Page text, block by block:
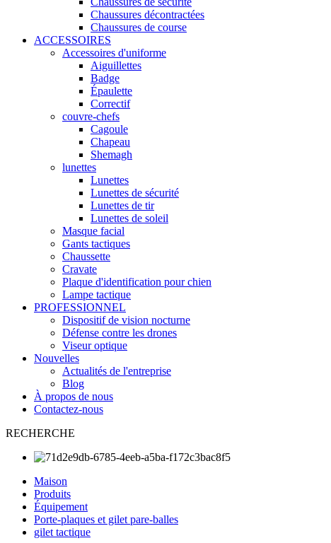
Chaussures décontractées
Chaussures de course
ACCESSOIRES
Accessoires d'uniforme
Aiguillettes
Badge
Épaulette
Correctif
couvre-chefs
Cagoule
Chapeau
Shemagh
lunettes
Lunettes
Lunettes de sécurité
Lunettes de tir
Lunettes de soleil
Masque facial
Gants tactiques
Chaussette
Cravate
Plaque d'identification pour chien
Lampe tactique
PROFESSIONNEL
Dispositif de vision nocturne
Défense contre les drones
Viseur optique
Nouvelles
Actualités de l'entreprise
Blog
À propos de nous
Contactez-nous
RECHERCHE
Maison
Produits
Équipement
Porte-plaques et gilet pare-balles
gilet tactique